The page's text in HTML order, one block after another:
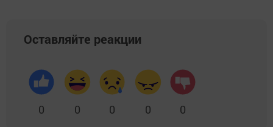
Оставляйте реакции
0 0 0 0 0